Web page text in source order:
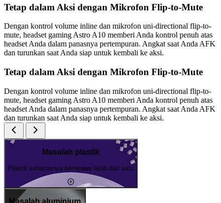
Tetap dalam Aksi dengan Mikrofon Flip-to-Mute
Dengan kontrol volume inline dan mikrofon uni-directional flip-to-
mute, headset gaming Astro A10 memberi Anda kontrol penuh atas
headset Anda dalam panasnya pertempuran. Angkat saat Anda AFK
dan turunkan saat Anda siap untuk kembali ke aksi.
Tetap dalam Aksi dengan Mikrofon Flip-to-Mute
Dengan kontrol volume inline dan mikrofon uni-directional flip-to-
mute, headset gaming Astro A10 memberi Anda kontrol penuh atas
headset Anda dalam panasnya pertempuran. Angkat saat Anda AFK
dan turunkan saat Anda siap untuk kembali ke aksi.
Masalah plastik
Plastik seharusnya bernyawa lebih dari satu